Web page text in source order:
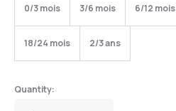
0/3 mois 3/6 mois 6/12 mois
18/24 mois 2/3 ans